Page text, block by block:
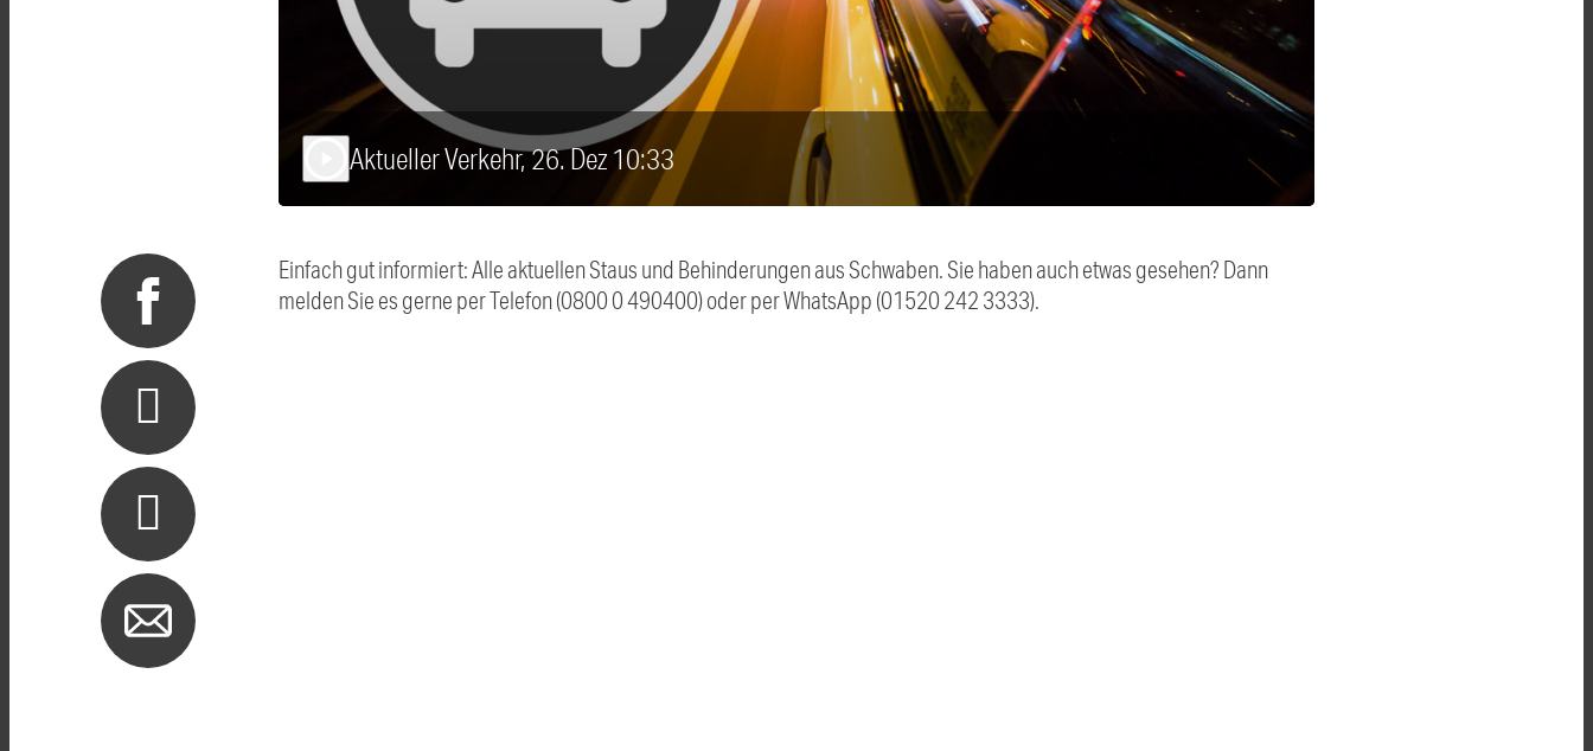
Aktueller Verkehr, 26. Dez 10:33
Einfach gut informiert: Alle aktuellen Staus und Behinderungen aus Schwaben. Sie haben auch etwas gesehen? Dann
melden Sie es gerne per Telefon (0800 0 490400) oder per WhatsApp (01520 242 3333).